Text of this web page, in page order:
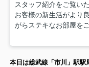
スタッフ紹介をご覧い
お客様の新生活がより
がらステキなお部屋を
本日は総武線「市川」駅駅